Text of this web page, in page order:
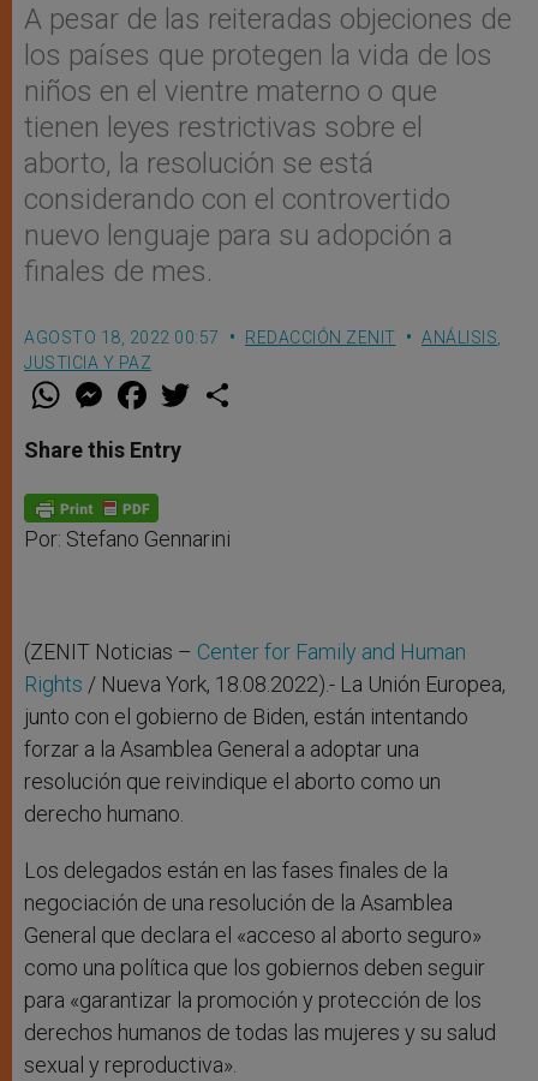
A pesar de las reiteradas objeciones de
los países que protegen la vida de los
niños en el vientre materno o que
tienen leyes restrictivas sobre el
aborto, la resolución se está
considerando con el controvertido
nuevo lenguaje para su adopción a
finales de mes.
AGOSTO 18, 2022 00:57 REDACCIÓN ZENIT ANÁLISIS
JUSTICIA Y PAZ
W
t
s
p
p
M
e
s
e
g
e
r
F
a
e
b
o
k
w
Share this Entry
Por: Stefano Gennarini
(ZENIT Noticias – Center for Family and Human
Rights / Nueva York, 18.08.2022).- La Unión Europea,
junto con el gobierno de Biden, están intentando
forzar a la Asamblea General a adoptar una
resolución que reivindique el aborto como un
derecho humano.
Los delegados están en las fases finales de la
negociación de una resolución de la Asamblea
General que declara el «acceso al aborto seguro»
como una política que los gobiernos deben seguir
para «garantizar la promoción y protección de los
derechos humanos de todas las mujeres y su salud
sexual y reproductiva».